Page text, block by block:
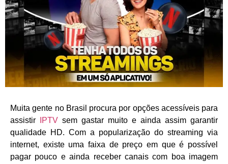
Muita gente no Brasil procura por opções acessíveis para
assistir
IPTV sem gastar muito e ainda assim garantir
qualidade HD. Com a popularização do streaming via
internet, existe uma faixa de preço em que é possível
pagar pouco e ainda receber canais com boa imagem